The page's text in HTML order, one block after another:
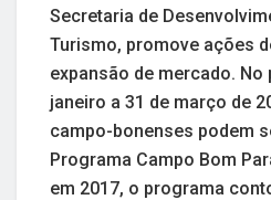
Secretaria de
Turismo, promove ações
expansão de mercado. No
janeiro a 31 de março de
campo-bonenses podem
Programa Campo Bom
em 2017, o programa